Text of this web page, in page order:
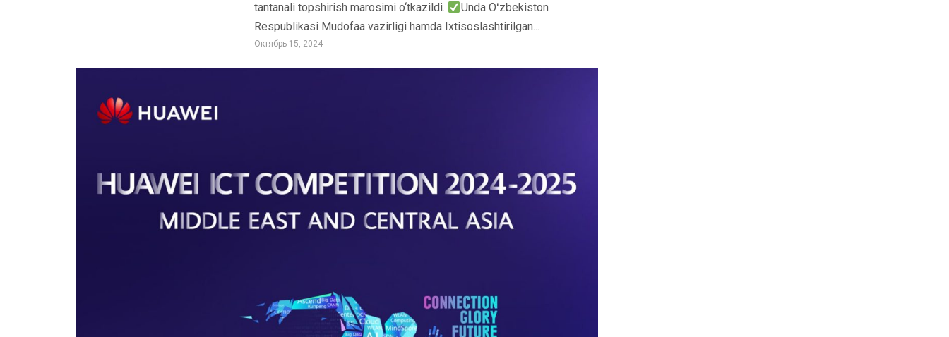
tantanali topshirish marosimi o‘tkazildi.
Unda Oʻzbekiston
Respublikasi Mudofaa vazirligi hamda Ixtisoslashtirilgan...
Октябрь 15, 2024